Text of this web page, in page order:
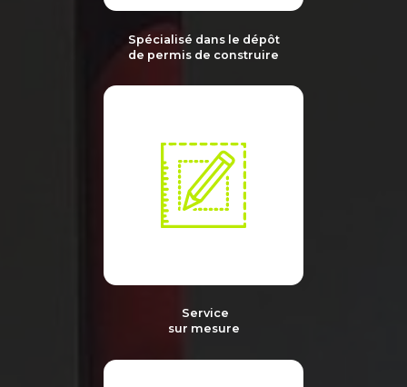
Spécialisé dans le dépôt
de permis de construire
Service
sur mesure